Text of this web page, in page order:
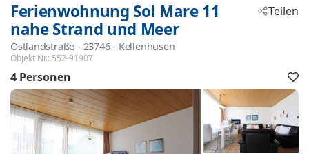
Ferienwohnung Sol Mare 11
nahe Strand und Meer
Ostlandstraße - 23746 - Kellenhusen
Objekt Nr.: 552-91907
Teilen
4 Personen